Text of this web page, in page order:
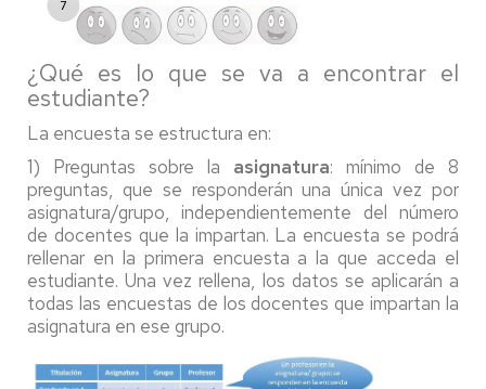
¿Qué es lo que se va a encontrar el
estudiante?
La encuesta se estructura en:
1) Preguntas sobre la asignatura: mínimo de 8
preguntas, que se responderán una única vez por
asignatura/grupo, independientemente del número
de docentes que la impartan. La encuesta se podrá
rellenar en la primera encuesta a la que acceda el
estudiante. Una vez rellena, los datos se aplicarán a
todas las encuestas de los docentes que impartan la
asignatura en ese grupo.